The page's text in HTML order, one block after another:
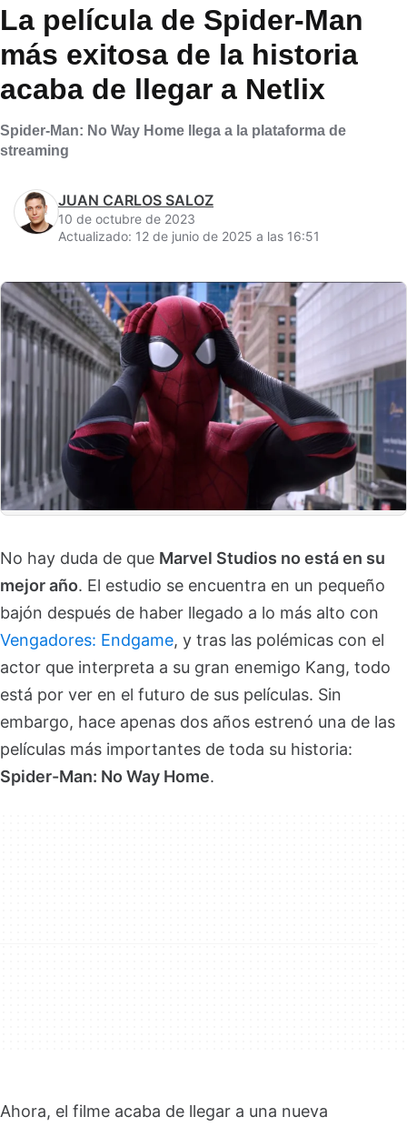
La película de Spider-Man
más exitosa de la historia
acaba de llegar a Netlix
Spider-Man: No Way Home llega a la plataforma de
streaming
JUAN CARLOS SALOZ
10 de octubre de 2023
Actualizado: 12 de junio de 2025 a las 16:51
No hay duda de que Marvel Studios no está en su
mejor año. El estudio se encuentra en un pequeño
bajón después de haber llegado a lo más alto con
Vengadores: Endgame, y tras las polémicas con el
actor que interpreta a su gran enemigo Kang, todo
está por ver en el futuro de sus películas. Sin
embargo, hace apenas dos años estrenó una de las
películas más importantes de toda su historia:
Spider-Man: No Way Home.
Ahora, el filme acaba de llegar a una nueva